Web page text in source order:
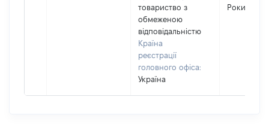
товариство з
обмеженою
відповідальністю
Країна
реєстрації
головного офіса:
Україна
Рокитно